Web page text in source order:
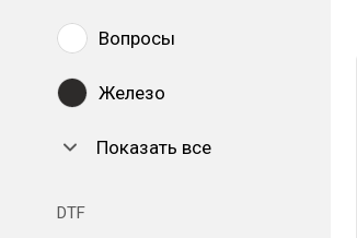
Вопросы
Железо
Показать все
DTF